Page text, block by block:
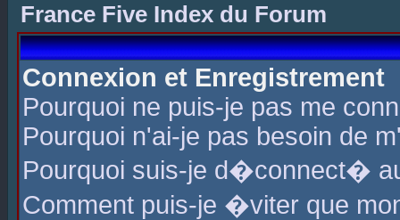
France Five Index du Forum
Connexion et Enregistrement
Pourquoi ne puis-je pas me
Pourquoi n'ai-je pas besoin de
Pourquoi suis-je d�connect�
Comment puis-je �viter que